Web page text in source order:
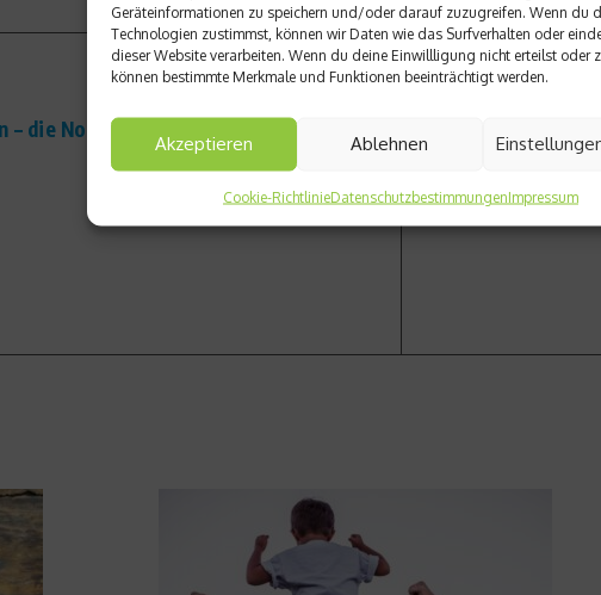
Geräteinformationen zu speichern und/oder darauf zuzugreifen. Wenn du
Technologien zustimmst, können wir Daten wie das Surfverhalten oder
dieser Website verarbeiten. Wenn du deine Einwillligung nicht erteilst oder
können bestimmte Merkmale und Funktionen beeinträchtigt werden.
Akzeptieren Ablehnen
Cookie-RichtlinieDatenschutzbestimmungenImpressum
die Nominierten des DSV
Nächster Beitrag
Bauchsache – So